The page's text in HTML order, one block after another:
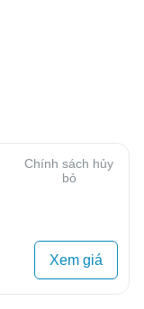
Chính sách hủy
bỏ
Xem giá